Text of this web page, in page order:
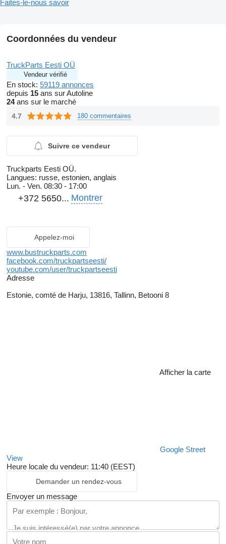
Faites-le-nous savoir
Coordonnées du vendeur
TruckParts Eesti OÜ
Vendeur vérifié
En stock: 59119 annonces
depuis 15 ans sur Autoline
24ans sur le marché
4.7 180 commentaires
Suivre ce vendeur
Truckparts Eesti OÜ.
Langues: russe, estonien, anglais
Lun. - Ven. 08:30 - 17:00
+372 5650... Montrer
Appelez-moi
www.bustruckparts.com
facebook.com/truckpartseesti/
youtube.com/user/truckpartseesti
Adresse
Estonie, comté de Harju, 13816, Tallinn, Betooni 8
Afficher la carte
Google Street
View
Heure locale du vendeur: 11:40 (EEST)
Demander un rendez-vous
Envoyer un message